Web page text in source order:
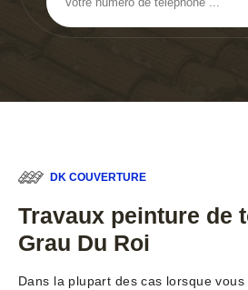
DK COUVERTURE
Travaux peinture de
Grau Du Roi
Dans la plupart des cas lorsque